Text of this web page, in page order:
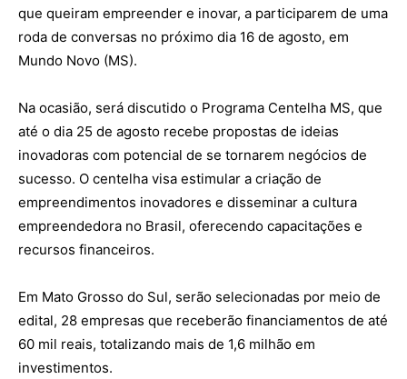
que queiram empreender e inovar, a participarem de uma
roda de conversas no próximo dia 16 de agosto, em
Mundo Novo (MS).
Na ocasião, será discutido o Programa Centelha MS, que
até o dia 25 de agosto recebe propostas de ideias
inovadoras com potencial de se tornarem negócios de
sucesso. O centelha visa estimular a criação de
empreendimentos inovadores e disseminar a cultura
empreendedora no Brasil, oferecendo capacitações e
recursos financeiros.
Em Mato Grosso do Sul, serão selecionadas por meio de
edital, 28 empresas que receberão financiamentos de até
60 mil reais, totalizando mais de 1,6 milhão em
investimentos.